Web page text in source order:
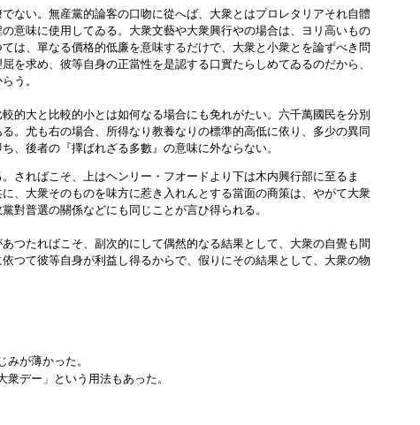
ない。無産黨的論客の口吻に從へば、大衆とはプロレタリアそれ自體
意味に使用してゐる。大衆文藝や大衆興行やの場合は、ヨリ高いもの
は、單なる價格的低廉を意味するだけで、大衆と小衆とを論ずべき問
求め、彼等自身の正當性を是認する口實たらしめてゐるのだから、
う。
的大と比較的小とは如何なる場合にも免れがたい。六千萬國民を分別
。尤も右の場合、所得なり教養なりの標準的高低に依り、多少の異同
、後者の『擇ばれざる多數』の意味に外ならない。
さればこそ、上はヘンリー・フオードより下は木内興行部に至るま
、大衆そのものを味方に惹き入れんとする當面の商策は、やがて大衆
對普選の關係などにも同じことが言ひ得られる。
つたればこそ、副次的にして偶然的なる結果として、大衆の自覺も間
つて彼等自身が利益し得るからで、假りにその結果として、大衆の物
が薄かった。
デー」という用法もあった。